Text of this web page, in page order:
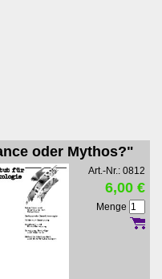
oder Mythos?"
Art.-Nr.: 0812
6,00 €
Menge